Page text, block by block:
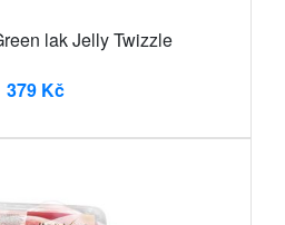
lak Jelly Twizzle
379 Kč